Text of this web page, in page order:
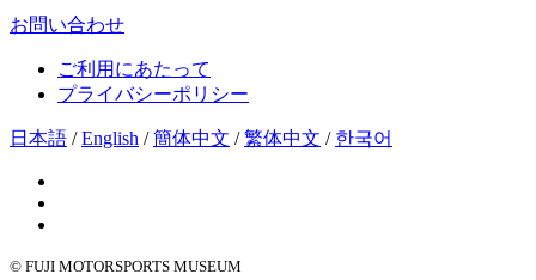
お問い合わせ
ご利用にあたって
プライバシーポリシー
日本語 /English /簡体中文 /繁体中文 / 한국어
© FUJI MOTORSPORTS MUSEUM